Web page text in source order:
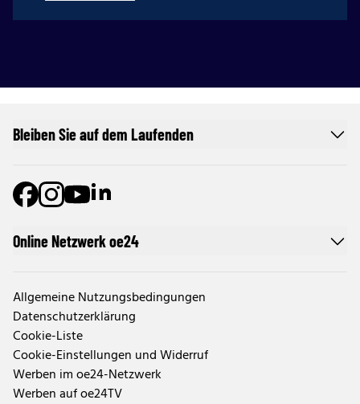
Online Netzwerk oe24
Allgemeine Nutzungsbedingungen
Datenschutzerklärung
Cookie-Liste
Cookie-Einstellungen und Widerruf
Werben im oe24-Netzwerk
Werben auf oe24TV
Bleiben Sie auf dem Laufenden